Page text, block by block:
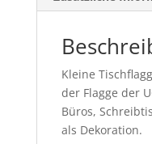
Kleine
der Flagge der
Büros,
als Dekoration.